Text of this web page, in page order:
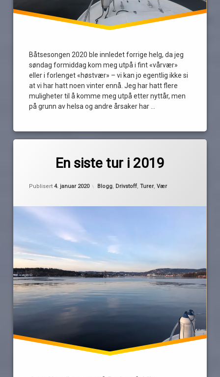
Båtsesongen 2020 ble innledet forrige helg, da jeg
søndag formiddag kom meg utpå i fint «vårvær»
eller i forlenget «høstvær» – vi kan jo egentlig ikke si
at vi har hatt noen vinter ennå. Jeg har hatt flere
muligheter til å komme meg utpå etter nyttår, men
på grunn av helsa og andre årsaker har …
En siste tur i 2019
Publisert4. januar 2020 Kategorier:
Blogg, Drivstoff,Turer,Vær
fyrverkeri